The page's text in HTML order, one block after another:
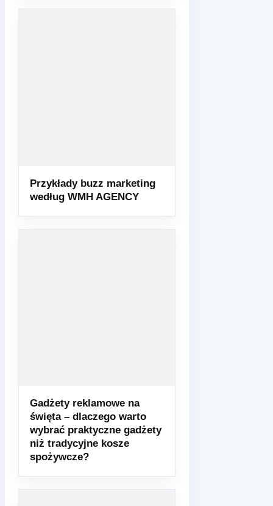
Przykłady buzz marketing
według WMH AGENCY
Gadżety reklamowe na
święta – dlaczego warto
wybrać praktyczne gadżety
niż tradycyjne kosze
spożywcze?